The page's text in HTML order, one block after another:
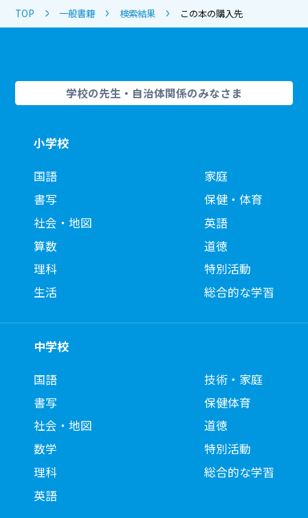
TOP 一般書籍 検索結果 この本の購入先
学校の先生・自治体関係のみなさま
小学校
国語
書写
社会・地図
算数
理科
生活
家庭
保健・体育
英語
道徳
特別活動
総合的な学習
中学校
国語
書写
社会・地図
数学
理科
英語
技術・家庭
保健体育
道徳
特別活動
総合的な学習